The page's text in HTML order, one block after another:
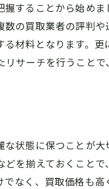
することから始め
の買取業者の評判
材料となります。
サーチを行うこと
状態に保つことが大
を揃えておくこと
なく、買取価格も高